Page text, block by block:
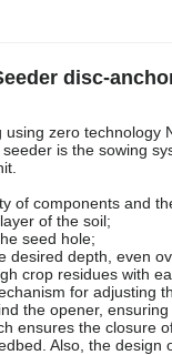
disc-
zero
is the sowing
of components and
of the soil;
seed hole;
desired depth, even
crop residues with
for adjusting
the opener,
ensures the closure
Also, the